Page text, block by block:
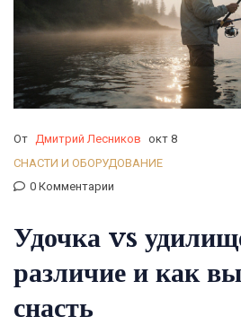
От Дмитрий Лесников окт 8
СНАСТИ И ОБОРУДОВАНИЕ
0 Комментарии
Удочка vs
различие и как
снасть